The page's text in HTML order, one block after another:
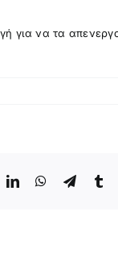
για να τα
LinkedInWhatsApp